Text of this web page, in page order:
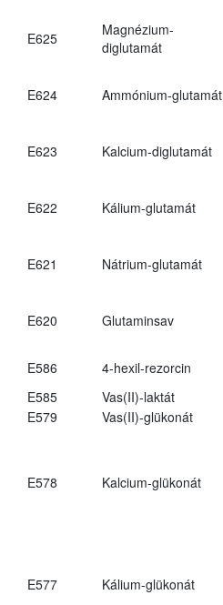
E625
Magnézium-
diglutamát
E624 Ammónium-glutamát
E623 Kalcium-diglutamát
E622 Kálium-glutamát
E621 Nátrium-glutamát
E620 Glutaminsav
E586
4-hexil-rezorcin
E585
Vas(II)-laktát
E579
Vas(II)-glükonát
E578 Kalcium-glükonát
E577 Kálium-glükonát